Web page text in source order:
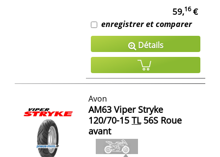
59,16€
enregistrer et comparer
Détails
Avon
AM63 Viper Stryke
120/70-15 TL56S Roue
avant